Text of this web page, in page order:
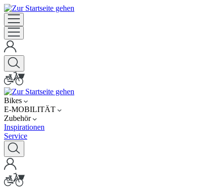
Bikes
E-MOBILITÄT
Zubehör
Inspirationen
Service